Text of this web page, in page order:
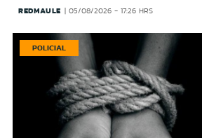
REDMAULE 05/08/2026 - 17:26 HRS
POLICIAL